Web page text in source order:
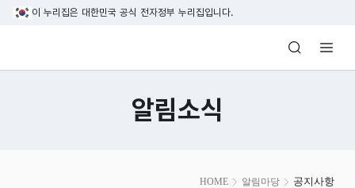
본문 바로가기
이 누리집은 대한민국 공식 전자정부 누리집입니다.
방송미디어통신위원회 Korea Media
알림소식
HOME 알림마당 공지사항